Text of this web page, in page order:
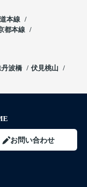
本線
都本線
丹波橋
伏見桃山
お問い合わせ